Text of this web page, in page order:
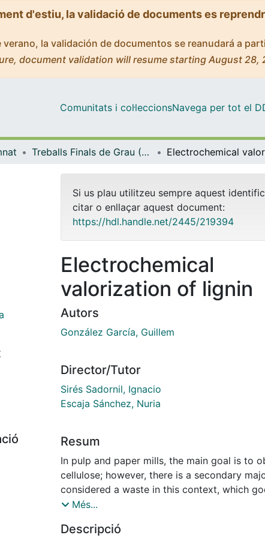
d'estiu, la validació de documents es
la validación de documentos se reanudará a
document validation will resume starting August 28,
Comunitats i col·leccionsNavega per tot el
Treballs Finals de Grau (TFG) - Química
Si us plau utilitzeu sempre aquest
citar o enllaçar aquest document:
https://hdl.handle.net/2445/219394
Electrochemical
valorization of lignin
Autors
González García, Guillem
Director/Tutor
Sirés Sadornil, Ignacio
Escaja Sánchez, Nuria
Resum
In pulp and paper mills, the main goal is to
cellulose; however, there is a secondary
considered a waste in this context, which
and has (so far) poor utility, aside from its
potential to obtain a wide range of aromatic
Més...
Descripció